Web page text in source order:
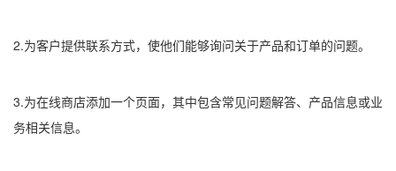
2.为客户提供联系方式，使他们能够询问关于产品和订单的问题。
3.为在线商店添加一个页面，其中包含常见问题解答、产品信息或业
务相关信息。